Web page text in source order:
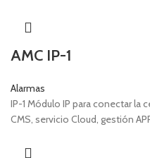
AMC IP-1
Alarmas
IP-1 Módulo IP para conectar la
CMS, servicio Cloud, gestión